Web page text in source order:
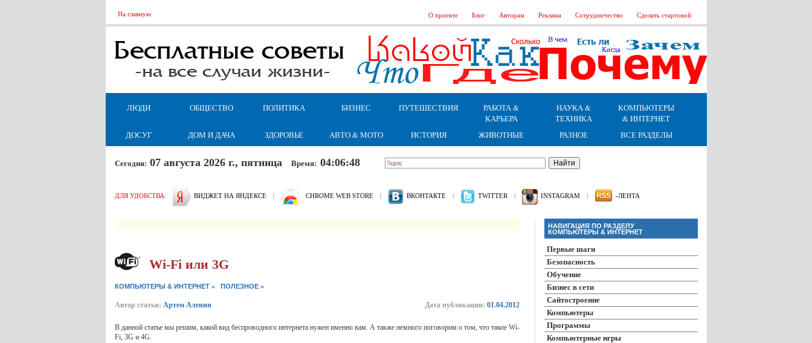
На главную О проекте Блог Авторам Реклама Сотрудничество Сделать стартовой
ЛЮДИ ОБЩЕСТВО ПОЛИТИКА БИЗНЕС ПУТЕШЕСТВИЯ
РАБОТА &
КАРЬЕРА
НАУКА &
ТЕХНИКА
КОМПЬЮТЕРЫ
& ИНТЕРНЕТ
ДОСУГ
ДОМ И ДАЧА ЗДОРОВЬЕ АВТО & МОТО ИСТОРИЯ ЖИВОТНЫЕ РАЗНОЕ ВСЕ РАЗДЕЛЫ
Сегодня: 07 августа 2026 г., пятница Время: 04:06:49
ДЛЯ УДОБСТВА: ВИДЖЕТ НА ЯНДЕКСЕ | CHROME WEB STORE | ВКОНТАКТЕ | TWITTER | INSTAGRAM | -ЛЕНТА
Wi-Fi или 3G
КОМПЬЮТЕРЫ & ИНТЕРНЕТ» ПОЛЕЗНОЕ»
Автор статьи: Артем Аленин Дата публикации: 01.04.2012
В данной статье мы решим, какой вид беcпроводного интернета нужен именно вам. А также немного поговорим о том, что такое Wi-
Fi, 3G и 4G.
НАВИГАЦИЯ ПО РАЗДЕЛУ
КОМПЬЮТЕРЫ & ИНТЕРНЕТ
Первые шаги
Безопасность
Обучение
Бизнес в сети
Сайтостроение
Компьютеры
Программы
Компьютерные игры